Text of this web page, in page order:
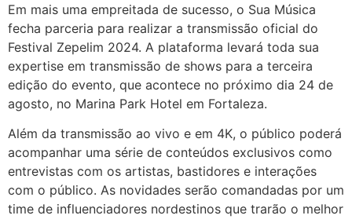
Em mais uma empreitada de sucesso, o Sua Música
fecha parceria para realizar a transmissão oficial do
Festival Zepelim 2024. A plataforma levará toda sua
expertise em transmissão de shows para a terceira
edição do evento, que acontece no próximo dia 24 de
agosto, no Marina Park Hotel em Fortaleza.
Além da transmissão ao vivo e em 4K, o público poderá
acompanhar uma série de conteúdos exclusivos como
entrevistas com os artistas, bastidores e interações
com o público. As novidades serão comandadas por um
time de influenciadores nordestinos que trarão o melhor